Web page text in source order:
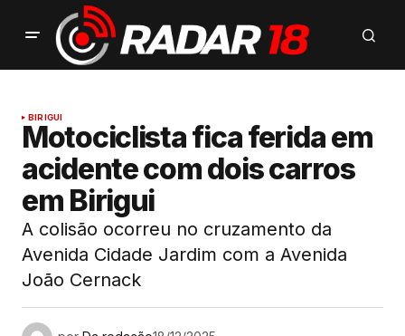
BIRIGUI
Motociclista fica ferida em
acidente com dois carros
em Birigui
A colisão ocorreu no cruzamento da
Avenida Cidade Jardim com a Avenida
João Cernack